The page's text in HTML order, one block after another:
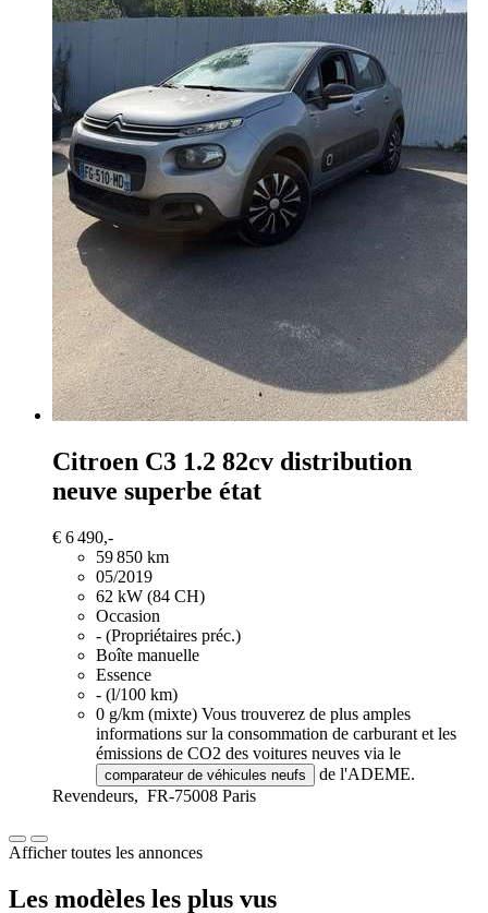
Citroen C3 1.2 82cv distribution
neuve superbe état
€ 6 490,-
59 850 km
05/2019
62 kW (84 CH)
Occasion
- (Propriétaires préc.)
Boîte manuelle
Essence
- (l/100 km)
0 g/km (mixte) Vous trouverez de plus amples
informations sur la consommation de carburant et les
émissions de CO2 des voitures neuves via le
comparateur de véhicules neufs
de l'ADEME.
Revendeurs, FR-75008 Paris
Afficher toutes les annonces
Les modèles les plus vus